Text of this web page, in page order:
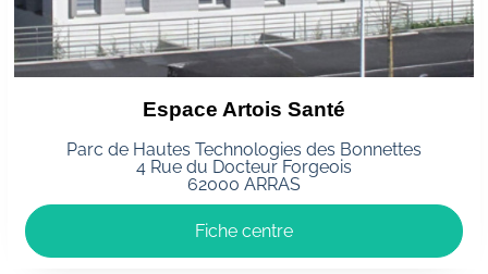
Espace Artois Santé
Parc de Hautes Technologies des Bonnettes
4 Rue du Docteur Forgeois
62000 ARRAS
Fiche centre